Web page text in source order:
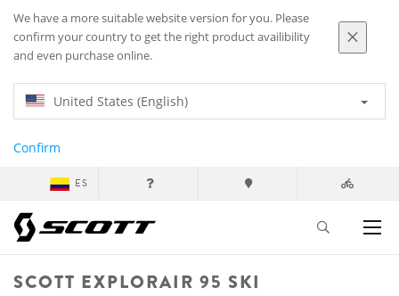
We have a more suitable website version for you. Please
confirm your country to get the right product availibility
and even purchase online.
United States (English)
Confirm
ES
SCOTT EXPLORAIR 95 SKI